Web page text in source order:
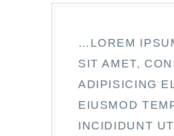
…LOREM
SIT AMET,
ADIPISICING
EIUSMOD
INCIDIDUNT